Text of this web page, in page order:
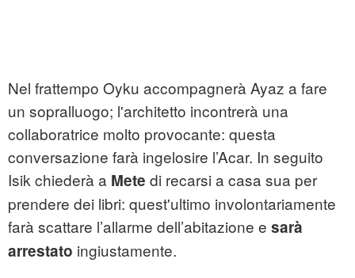
Nel frattempo Oyku accompagnerà Ayaz a fare
un sopralluogo; l'architetto incontrerà una
collaboratrice molto provocante: questa
conversazione farà ingelosire l’Acar. In seguito
Isik chiederà a Mete di recarsi a casa sua per
prendere dei libri: quest'ultimo involontariamente
farà scattare l’allarme dell’abitazione e sarà
arrestato ingiustamente.